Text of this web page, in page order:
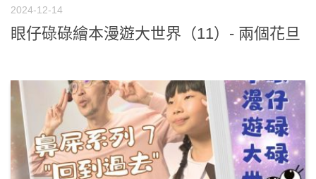
2024-12-14
眼仔碌碌繪本漫遊大世界（11）- 兩個花旦